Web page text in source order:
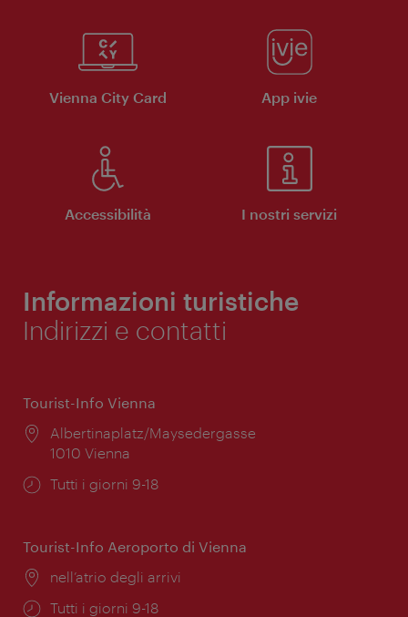
Vienna City Card App ivie
Accessibilità I nostri servizi
Informazioni turistiche
Indirizzi e contatti
Tourist-Info Vienna
Posizione:
Albertinaplatz/Maysedergasse
1010 Vienna
Orari
Tutti i giorni 9-18
Tourist-Info Aeroporto di Vienna
Posizione:
nell’atrio degli arrivi
Orari
Tutti i giorni 9-18